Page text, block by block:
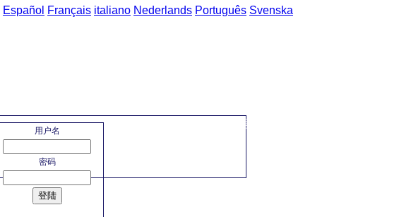
Español Français italiano Nederlands Português Svenska
普通话-罗马尼亚语 短语
用户名
密码
登陆